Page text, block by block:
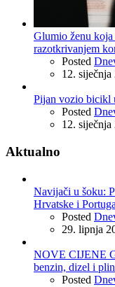
Glumio ženu koja
razotkrivanjem
Posted
12. siječnja
Pijan vozio bicikl
Posted
12. siječnja
Aktualno
Navijači u šoku:
Hrvatske i
Posted
29. lipnja
NOVE CIJENE
benzin, dizel i plin
Posted